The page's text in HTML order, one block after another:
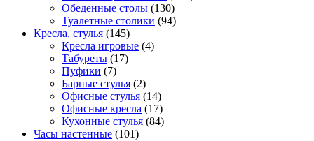
Обеденные столы (130)
Туалетные столики (94)
Кресла, стулья (145)
Кресла игровые (4)
Табуреты (17)
Пуфики (7)
Барные стулья (2)
Офисные стулья (14)
Офисные кресла (17)
Кухонные стулья (84)
Часы настенные (101)